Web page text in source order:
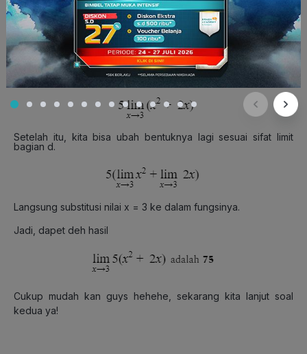
Pembahasan:
Kalau kamu lihat bentuk limitnya, ini mirip dengan sifat limit
bagian c, ya! Jadi, bisa kita keluarkan konstanta atau angka 5
nya, kayak gini:
Setelah itu, kita bisa ubah bentuknya lagi sesuai sifat limit
bagian d.
Langsung substitusi nilai x = 3 ke dalam fungsinya.
Jadi, dapet deh hasil
Cukup mudah kan guys hehehe, sekarang kita lanjut soal
kedua ya!